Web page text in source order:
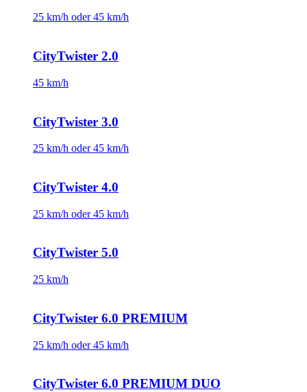
25 km/h oder 45 km/h
CityTwister 2.0
45 km/h
CityTwister 3.0
25 km/h oder 45 km/h
CityTwister 4.0
25 km/h oder 45 km/h
CityTwister 5.0
25 km/h
CityTwister 6.0 PREMIUM
25 km/h oder 45 km/h
CityTwister 6.0 PREMIUM DUO